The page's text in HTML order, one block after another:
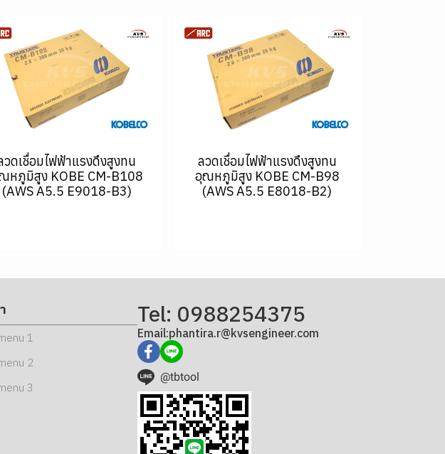
วดเชื่อมไฟฟ้าแรงดึงสูงทน
หภูมิสูง KOBE CM-B108
(AWS A5.5 E9018-B3)
ลวดเชื่อมไฟฟ้าแรงดึงสูงทน
อุณหภูมิสูง KOBE CM-B98
(AWS A5.5 E8018-B2)
1
2
3
Tel: 0988254375
Email:phantira.r@kvsengineer.com
@tbtool